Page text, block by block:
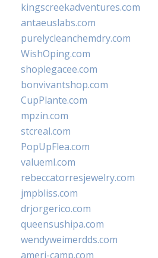
kingscreekadventures.com
antaeuslabs.com
purelycleanchemdry.com
WishOping.com
shoplegacee.com
bonvivantshop.com
CupPlante.com
mpzin.com
stcreal.com
PopUpFlea.com
valueml.com
rebeccatorresjewelry.com
jmpbliss.com
drjorgerico.com
queensushipa.com
wendyweimerdds.com
ameri-camp.com